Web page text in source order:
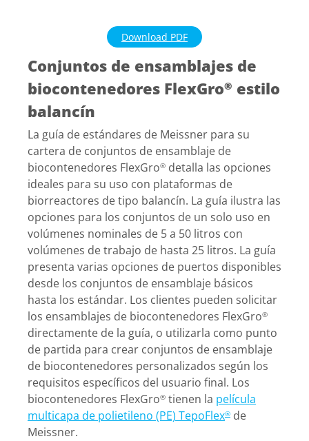
Download PDF
Conjuntos de ensamblajes de
biocontenedores FlexGro® estilo
balancín
La guía de estándares de Meissner para su
cartera de conjuntos de ensamblaje de
biocontenedores FlexGro® detalla las opciones
ideales para su uso con plataformas de
biorreactores de tipo balancín. La guía ilustra las
opciones para los conjuntos de un solo uso en
volúmenes nominales de 5 a 50 litros con
volúmenes de trabajo de hasta 25 litros. La guía
presenta varias opciones de puertos disponibles
desde los conjuntos de ensamblaje básicos
hasta los estándar. Los clientes pueden solicitar
los ensamblajes de biocontenedores FlexGro®
directamente de la guía, o utilizarla como punto
de partida para crear conjuntos de ensamblaje
de biocontenedores personalizados según los
requisitos específicos del usuario final. Los
biocontenedores FlexGro® tienen la película
multicapa de polietileno (PE) TepoFlex® de
Meissner.